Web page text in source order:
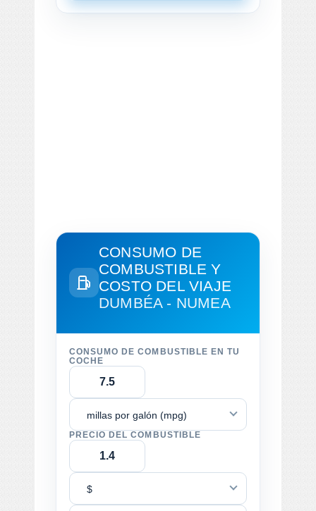
CONSUMO DE
COMBUSTIBLE Y
COSTO DEL VIAJE
DUMBÉA - NUMEA
CONSUMO DE COMBUSTIBLE EN TU
COCHE
millas por galón (mpg)
PRECIO DEL COMBUSTIBLE
$